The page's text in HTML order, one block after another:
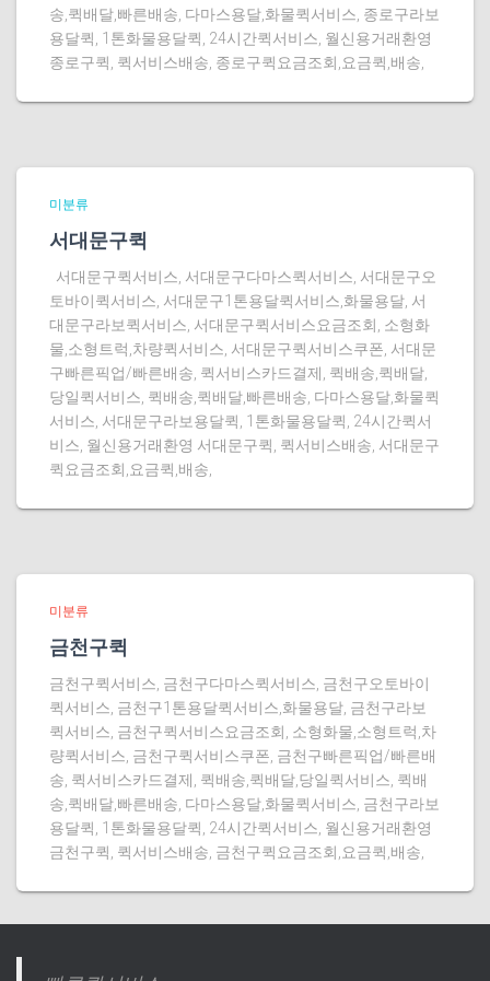
송,퀵배달,빠른배송, 다마스용달,화물퀵서비스, 종로구라보
용달퀵, 1톤화물용달퀵, 24시간퀵서비스, 월신용거래환영
종로구퀵, 퀵서비스배송, 종로구퀵요금조회,요금퀵,배송,
미분류
서대문구퀵
서대문구퀵서비스, 서대문구다마스퀵서비스, 서대문구오
토바이퀵서비스, 서대문구1톤용달퀵서비스,화물용달, 서
대문구라보퀵서비스, 서대문구퀵서비스요금조회, 소형화
물,소형트럭,차량퀵서비스, 서대문구퀵서비스쿠폰, 서대문
구빠른픽업/빠른배송, 퀵서비스카드결제, 퀵배송,퀵배달,
당일퀵서비스, 퀵배송,퀵배달,빠른배송, 다마스용달,화물퀵
서비스, 서대문구라보용달퀵, 1톤화물용달퀵, 24시간퀵서
비스, 월신용거래환영 서대문구퀵, 퀵서비스배송, 서대문구
퀵요금조회,요금퀵,배송,
미분류
금천구퀵
금천구퀵서비스, 금천구다마스퀵서비스, 금천구오토바이
퀵서비스, 금천구1톤용달퀵서비스,화물용달, 금천구라보
퀵서비스, 금천구퀵서비스요금조회, 소형화물,소형트럭,차
량퀵서비스, 금천구퀵서비스쿠폰, 금천구빠른픽업/빠른배
송, 퀵서비스카드결제, 퀵배송,퀵배달,당일퀵서비스, 퀵배
송,퀵배달,빠른배송, 다마스용달,화물퀵서비스, 금천구라보
용달퀵, 1톤화물용달퀵, 24시간퀵서비스, 월신용거래환영
금천구퀵, 퀵서비스배송, 금천구퀵요금조회,요금퀵,배송,